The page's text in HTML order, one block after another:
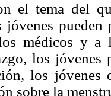
el tema del
jóvenes
médicos y a
los jóvenes
los jóvenes
sobre la